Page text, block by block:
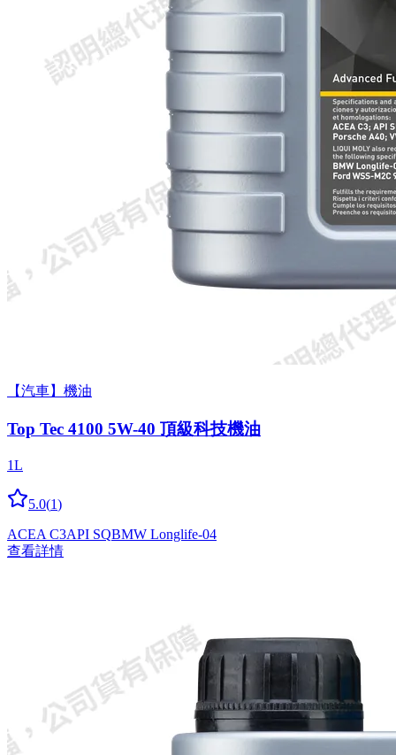
【汽車】機油
Top Tec 4100 5W-40 頂級科技機油
1L
5.0(1)
ACEA C3API SQBMW Longlife-04
查看詳情